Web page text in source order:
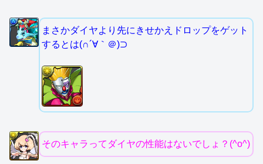
まさかダイヤより先にきせかえドロップをゲット
するとは(∩´∀｀＠)⊃
そのキャラってダイヤの性能はないでしょ？(^o^)